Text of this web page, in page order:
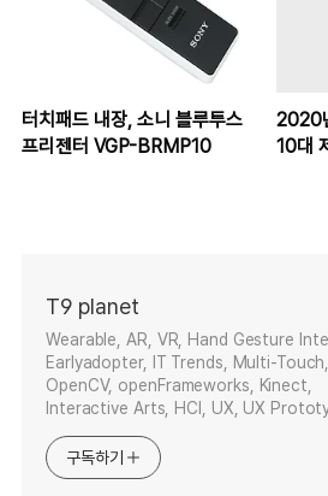
터치패드 내장, 소니 블루투스
프리젠터 VGP-BRMP10
2020
10대
T9 planet
Wearable, AR, VR, Hand Gesture
Earlyadopter, IT Trends, Multi-Touch,
OpenCV, openFrameworks, Kinect,
Interactive Arts, HCI, UX, UX
구독하기